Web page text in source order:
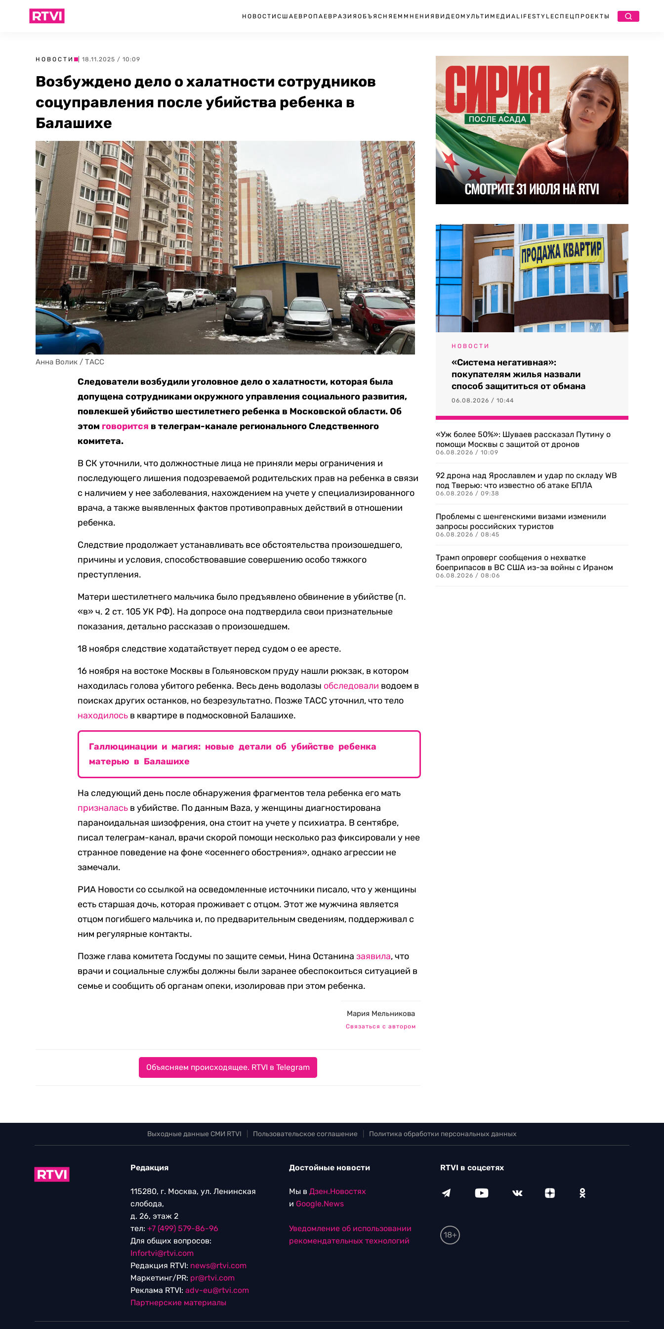
НОВОСТИ США ЕВРОПА ЕВРАЗИЯ ОБЪЯСНЯЕМ МНЕНИЯ ВИДЕО МУЛЬТИМЕДИА LIFESTYLEСПЕЦПРОЕКТЫ
НОВОСТИ | 18.11.2025 / 10:09
Возбуждено дело о халатности сотрудников
соцуправления после убийства ребенка в
Балашихе
Анна Волик / ТАСС
Следователи возбудили уголовное дело о халатности, которая была
допущена сотрудниками окружного управления социального развития,
повлекшей убийство шестилетнего ребенка в Московской области. Об
этом говорится в телеграм-канале регионального Следственного
комитета.
В СК уточнили, что должностные лица не приняли меры ограничения и
последующего лишения подозреваемой родительских прав на ребенка в связи
с наличием у нее заболевания, нахождением на учете у специализированного
врача, а также выявленных фактов противоправных действий в отношении
ребенка.
Следствие продолжает устанавливать все обстоятельства произошедшего,
причины и условия, способствовавшие совершению особо тяжкого
преступления.
Матери шестилетнего мальчика было предъявлено обвинение в убийстве (п.
«в» ч. 2 ст. 105 УК РФ). На допросе она подтвердила свои признательные
показания, детально рассказав о произошедшем.
18 ноября следствие ходатайствует перед судом о ее аресте.
16 ноября на востоке Москвы в Гольяновском пруду нашли рюкзак, в котором
находилась голова убитого ребенка. Весь день водолазы обследовали водоем в
поисках других останков, но безрезультатно. Позже ТАСС уточнил, что тело
находилось в квартире в подмосковной Балашихе.
Галлюцинации и магия: новые детали об убийстве ребенка
матерью в Балашихе
На следующий день после обнаружения фрагментов тела ребенка его мать
призналась в убийстве. По данным Baza, у женщины диагностирована
параноидальная шизофрения, она стоит на учете у психиатра. В сентябре,
писал телеграм-канал, врачи скорой помощи несколько раз фиксировали у нее
странное поведение на фоне «осеннего обострения», однако агрессии не
замечали.
РИА Новости со ссылкой на осведомленные источники писало, что у женщины
есть старшая дочь, которая проживает с отцом. Этот же мужчина является
отцом погибшего мальчика и, по предварительным сведениям, поддерживал с
ним регулярные контакты.
Позже глава комитета Госдумы по защите семьи, Нина Останиназаявила, что
врачи и социальные службы должны были заранее обеспокоиться ситуацией в
семье и сообщить об органам опеки, изолировав при этом ребенка.
Мария Мельникова
Связаться с автором
Объясняем происходящее. RTVI в Telegram
НОВОСТИ
«Система негативная»:
покупателям жилья назвали
способ защититься от обмана
06.08.2026 / 10:44
«Уж более 50%»: Шуваев рассказал Путину о
помощи Москвы с защитой от дронов
06.08.2026 / 10:09
92 дрона над Ярославлем и удар по складу WB
под Тверью: что известно об атаке БПЛА
06.08.2026 / 09:38
Проблемы с шенгенскими визами изменили
запросы российских туристов
06.08.2026 / 08:45
Трамп опроверг сообщения о нехватке
боеприпасов в ВС США из-за войны с Ираном
06.08.2026 / 08:06
Выходные данные СМИ RTVI Пользовательское соглашение Политика обработки персональных данных
Редакция
115280, г. Москва, ул. Ленинская
слобода,
д. 26, этаж 2
тел: +7 (499) 579-86-96
Для общих вопросов:
Infortvi@rtvi.com
Редакция RTVI: news@rtvi.com
Маркетинг/PR: pr@rtvi.com
Реклама RTVI: adv-eu@rtvi.com
Партнерские материалы
Достойные новости
Мы в Дзен.Новостях
и Google.News
Уведомление об использовании
рекомендательных технологий
RTVI в соцсетях
18+